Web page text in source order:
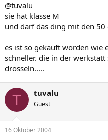
@tuvalu
sie hat klasse M
und darf das ding mit den 50
es ist so gekauft worden wie
schneller. die in der werkstatt
drosseln.....
T tuvalu
Guest
16 Oktober 2004